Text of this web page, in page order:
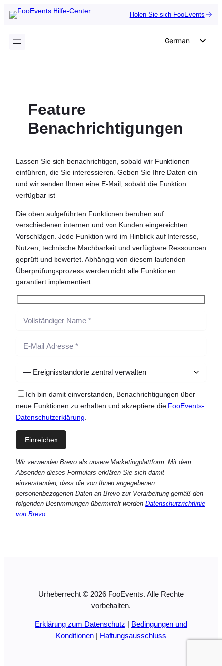
Inhalt
Holen Sie sich FooEvents
German
Czech
Greek
Feature
Benachrichtigungen
Lassen Sie sich benachrichtigen, sobald wir Funktionen
einführen, die Sie interessieren. Geben Sie Ihre Daten ein
und wir senden Ihnen eine E-Mail, sobald die Funktion
verfügbar ist.
Die oben aufgeführten Funktionen beruhen auf
verschiedenen internen und von Kunden eingereichten
Vorschlägen. Jede Funktion wird im Hinblick auf Interesse,
Nutzen, technische Machbarkeit und verfügbare Ressourcen
geprüft und bewertet. Abhängig von diesem laufenden
Überprüfungsprozess werden nicht alle Funktionen
garantiert implementiert.
Ich bin damit einverstanden, Benachrichtigungen über
neue Funktionen zu erhalten und akzeptiere die FooEvents-
Datenschutzerklärung
Wir verwenden Brevo als unsere Marketingplattform. Mit dem
Absenden dieses Formulars erklären Sie sich damit
einverstanden, dass die von Ihnen angegebenen
personenbezogenen Daten an Brevo zur Verarbeitung gemäß den
folgenden Bestimmungen übermittelt werden Datenschutzrichtlinie
von Brevo
Urheberrecht © 2026 FooEvents. Alle Rechte
vorbehalten.
Erklärung zum Datenschutz
Bedingungen und
Konditionen
Haftungsausschluss